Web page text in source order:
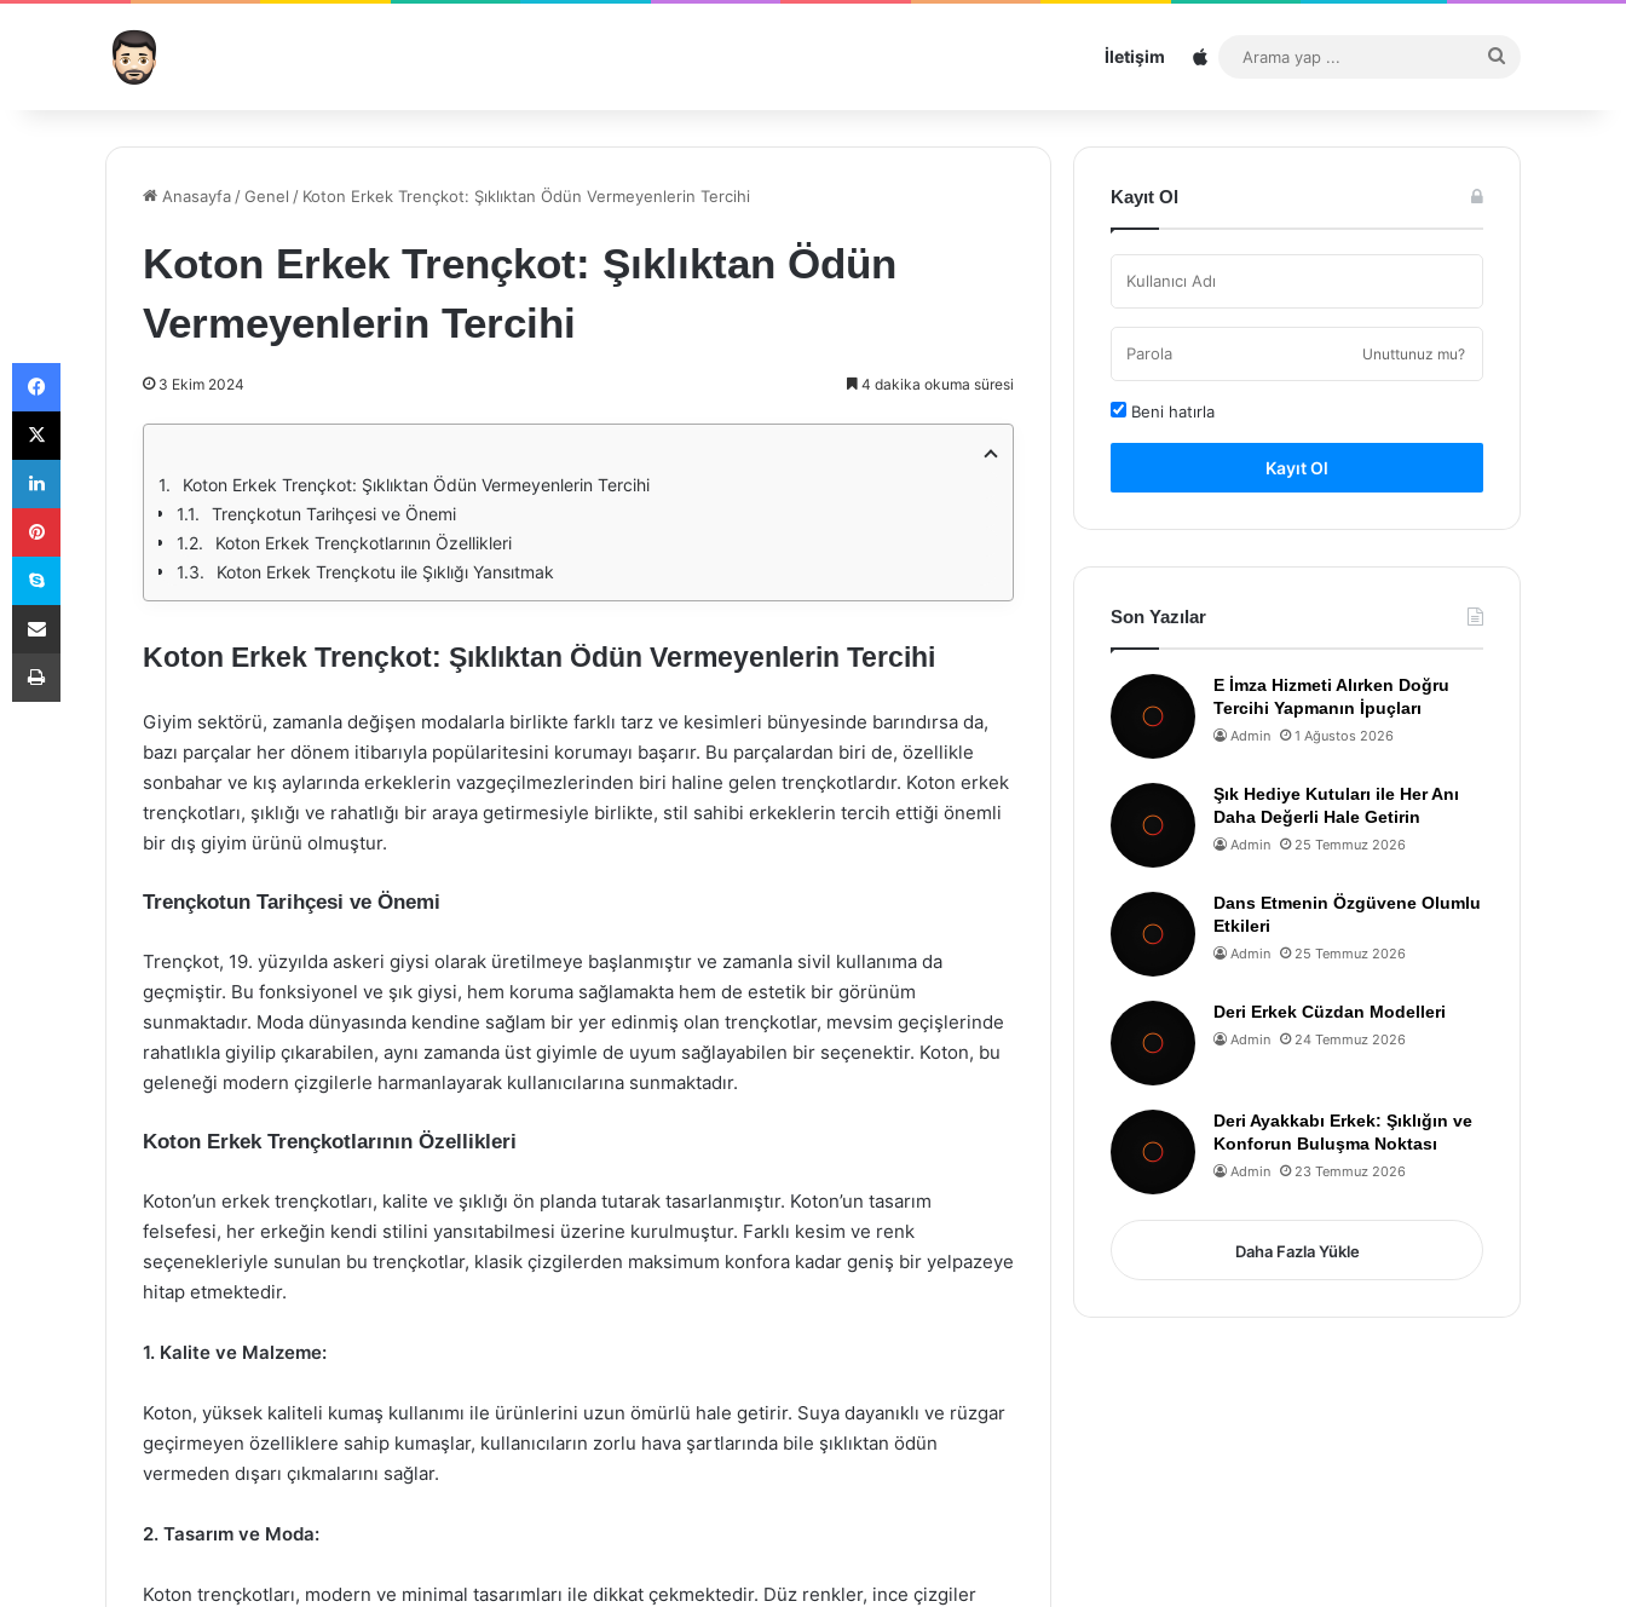
İletişim Sitemap
...
Anasayfa /Genel / Koton Erkek Trençkot: Şıklıktan Ödün Vermeyenlerin Tercihi
Koton Erkek Trençkot: Şıklıktan Ödün
Vermeyenlerin Tercihi
3 Ekim 2024 4 dakika okuma süresi
Koton Erkek Trençkot: Şıklıktan Ödün Vermeyenlerin Tercihi
Trençkotun Tarihçesi ve Önemi
Koton Erkek Trençkotlarının Özellikleri
Koton Erkek Trençkotu ile Şıklığı Yansıtmak
Koton Erkek Trençkot: Şıklıktan Ödün Vermeyenlerin Tercihi
Giyim sektörü, zamanla değişen modalarla birlikte farklı tarz ve kesimleri bünyesinde barındırsa da,
bazı parçalar her dönem itibarıyla popülaritesini korumayı başarır. Bu parçalardan biri de, özellikle
sonbahar ve kış aylarında erkeklerin vazgeçilmezlerinden biri haline gelen trençkotlardır. Koton erkek
trençkotları, şıklığı ve rahatlığı bir araya getirmesiyle birlikte, stil sahibi erkeklerin tercih ettiği önemli
bir dış giyim ürünü olmuştur.
Trençkotun Tarihçesi ve Önemi
Trençkot, 19. yüzyılda askeri giysi olarak üretilmeye başlanmıştır ve zamanla sivil kullanıma da
geçmiştir. Bu fonksiyonel ve şık giysi, hem koruma sağlamakta hem de estetik bir görünüm
sunmaktadır. Moda dünyasında kendine sağlam bir yer edinmiş olan trençkotlar, mevsim geçişlerinde
rahatlıkla giyilip çıkarabilen, aynı zamanda üst giyimle de uyum sağlayabilen bir seçenektir. Koton, bu
geleneği modern çizgilerle harmanlayarak kullanıcılarına sunmaktadır.
Koton Erkek Trençkotlarının Özellikleri
Koton’un erkek trençkotları, kalite ve şıklığı ön planda tutarak tasarlanmıştır. Koton’un tasarım
felsefesi, her erkeğin kendi stilini yansıtabilmesi üzerine kurulmuştur. Farklı kesim ve renk
seçenekleriyle sunulan bu trençkotlar, klasik çizgilerden maksimum konfora kadar geniş bir yelpazeye
hitap etmektedir.
1. Kalite ve Malzeme:
Koton, yüksek kaliteli kumaş kullanımı ile ürünlerini uzun ömürlü hale getirir. Suya dayanıklı ve rüzgar
geçirmeyen özelliklere sahip kumaşlar, kullanıcıların zorlu hava şartlarında bile şıklıktan ödün
vermeden dışarı çıkmalarını sağlar.
2. Tasarım ve Moda:
Koton trençkotları, modern ve minimal tasarımları ile dikkat çekmektedir. Düz renkler, ince çizgiler
Kayıt Ol
Unuttunuz mu?
Beni hatırla
Kayıt Ol
Son Yazılar
E İmza Hizmeti Alırken Doğru
Tercihi Yapmanın İpuçları
Admin 1 Ağustos 2026
Şık Hediye Kutuları ile Her Anı
Daha Değerli Hale Getirin
Admin 25 Temmuz 2026
Dans Etmenin Özgüvene Olumlu
Etkileri
Admin 25 Temmuz 2026
Deri Erkek Cüzdan Modelleri
Admin 24 Temmuz 2026
Deri Ayakkabı Erkek: Şıklığın ve
Konforun Buluşma Noktası
Admin 23 Temmuz 2026
Daha Fazla Yükle
Facebook
X
LinkedIn
Pinterest
Skype
E-Posta ile paylaş